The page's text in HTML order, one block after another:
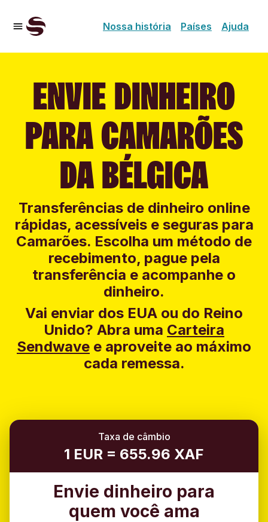
Nossa história Países Ajuda
ENVIE DINHEIRO
PARA CAMARÕES
DA BÉLGICA
Transferências de dinheiro online
rápidas, acessíveis e seguras para
Camarões. Escolha um método de
recebimento, pague pela
transferência e acompanhe o
dinheiro.
Vai enviar dos EUA ou do Reino
Unido? Abra uma Carteira
Sendwave e aproveite ao máximo
cada remessa.
Taxa de câmbio
1 EUR = 655.96 XAF
Envie dinheiro para
quem você ama